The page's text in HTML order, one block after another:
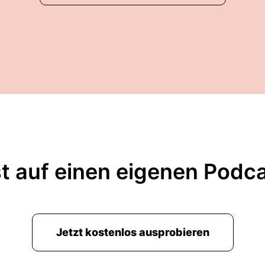
auf einen eigenen
Jetzt kostenlos ausprobieren